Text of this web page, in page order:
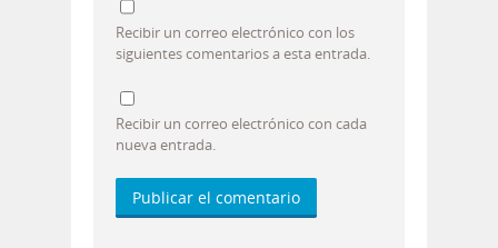
Recibir un correo electrónico con los
siguientes comentarios a esta entrada.
Recibir un correo electrónico con cada
nueva entrada.